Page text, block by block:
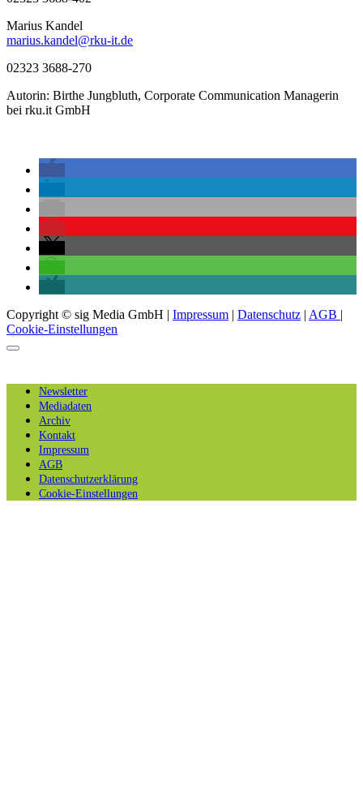
Marius Kandel
marius.kandel@rku-it.de
02323 3688-270
Autorin: Birthe Jungbluth, Corporate Communication Managerin
bei rku.it GmbH
Copyright © sig Media GmbH | Impressum | Datenschutz | AGB |
Cookie-Einstellungen
Newsletter
Mediadaten
Archiv
Kontakt
Impressum
AGB
Datenschutzerklärung
Cookie-Einstellungen